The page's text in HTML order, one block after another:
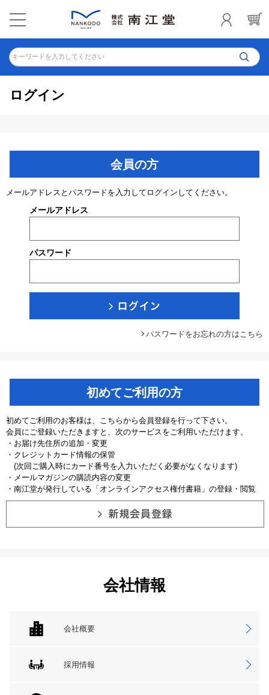
キーワードを入力してください
ログイン
会員の方
メールアドレスとパスワードを入力してログインしてください。
メールアドレス
パスワード
パスワードをお忘れの方はこちら
初めてご利用の方
初めてご利用のお客様は、こちらから会員登録を行って下さい。
会員にご登録いただきますと、次のサービスをご利用いただけます。
・お届け先住所の追加・変更
・クレジットカード情報の保管
(次回ご購入時にカード番号を入力いただく必要がなくなります)
・メールマガジンの購読内容の変更
・南江堂が発行している「オンラインアクセス権付書籍」の登録・閲覧
会社情報
会社概要
採用情報